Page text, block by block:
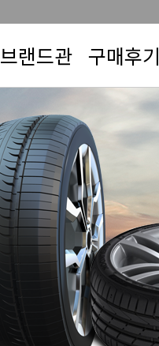
브랜드관 구매후기